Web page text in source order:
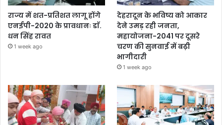
राज्य में शत-प्रतिशत लागू होंगे
एनईपी-2020 के प्रावधानः डाॅ.
धन सिंह रावत
1 week ago
देहरादून के भविष्य को आकार
देने उमड़ रही जनता,
महायोजना-2041 पर दूसरे
चरण की सुनवाई में बढ़ी
भागीदारी
1 week ago